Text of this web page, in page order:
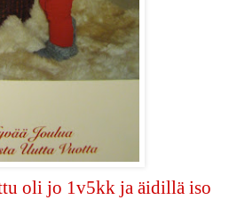
oli jo 1v5kk ja äidillä iso